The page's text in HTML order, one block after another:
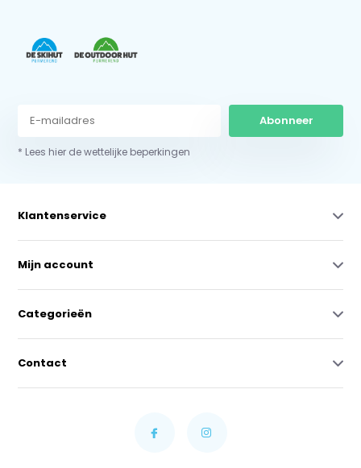
Abonneer
* Lees hier de wettelijke beperkingen
Klantenservice
Mijn account
Categorieën
Contact